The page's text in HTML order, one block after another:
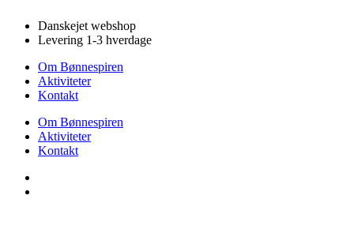
indhold
Danskejet webshop
Levering 1-3 hverdage
Om Bønnespiren
Aktiviteter
Kontakt
Om Bønnespiren
Aktiviteter
Kontakt